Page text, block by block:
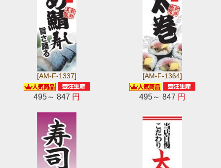
[AM-F-1337]
495～ 847 円
[AM-F-1364]
495～ 847 円